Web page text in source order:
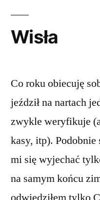
Wisła
Co roku obiecuję
jeździł na nartach
zwykle weryfikuje
kasy, itp). Podobnie
mi się wyjechać
na samym końcu